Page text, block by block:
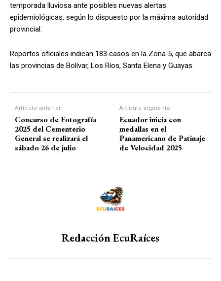
temporada lluviosa ante posibles nuevas alertas
epidemiológicas, según lo dispuesto por la máxima autoridad
provincial.
Reportes oficiales indican 183 casos en la Zona 5, que abarca
las provincias de Bolívar, Los Ríos, Santa Elena y Guayas.
Artículo anterior
Concurso de Fotografía
2025 del Cementerio
General se realizará el
sábado 26 de julio
Artículo siguiente
Ecuador inicia con
medallas en el
Panamericano de Patinaje
de Velocidad 2025
Redacción EcuRaíces